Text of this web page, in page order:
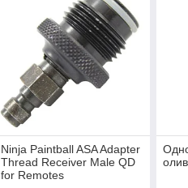
Ninja Paintball ASA Adapter
Thread Receiver Male QD
for Remotes